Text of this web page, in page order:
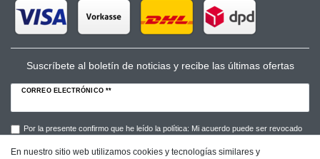
Suscríbete al boletín de noticias y recibe las últimas ofertas
CORREO ELECTRÓNICO **
Por la presente confirmo que he leído la política: Mi acuerdo puede ser revocado
En nuestro sitio web utilizamos cookies y tecnologías similares y